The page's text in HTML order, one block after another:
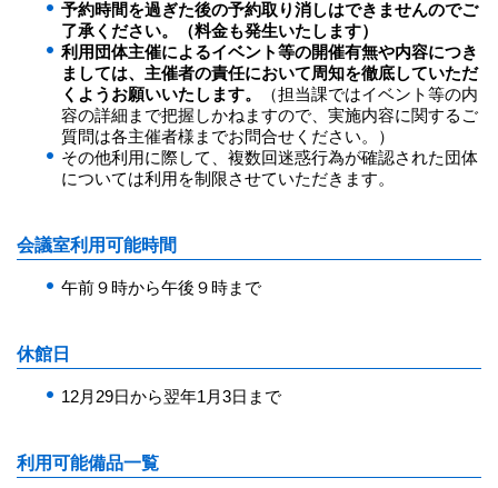
予約時間を過ぎた後の予約取り消しはできませんのでご
了承ください。（料金も発生いたします）
利用団体主催によるイベント等の開催有無や内容につき
ましては、主催者の責任において周知を徹底していただ
くようお願いいたします。
（担当課ではイベント等の内
容の詳細まで把握しかねますので、実施内容に関するご
質問は各主催者様までお問合せください。）
その他利用に際して、複数回迷惑行為が確認された団体
については利用を制限させていただきます。
会議室利用可能時間
午前９時から午後９時まで
休館日
12月29日から翌年1月3日まで
利用可能備品一覧